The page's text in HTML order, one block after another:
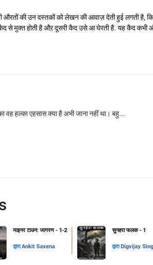
की उन दस्तकों को लेखन की आवाज़ देती हुई लगती है,
मुक्त होती है औऱ दूसरी कैद उसे आ घेरती है. यह कैद कभी
वह हल्का एहसास क्या है अभी जाना नहीं था। बहु...
माइनर टाउन: जागरण - 1-2
द्वाराAnkit Saxena
सुनहरा फलक - 1
द्वारा Digvijay